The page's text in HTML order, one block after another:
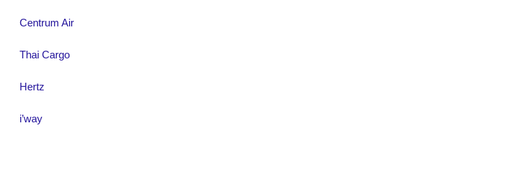
Centrum Air
Thai Cargo
Hertz
i’way